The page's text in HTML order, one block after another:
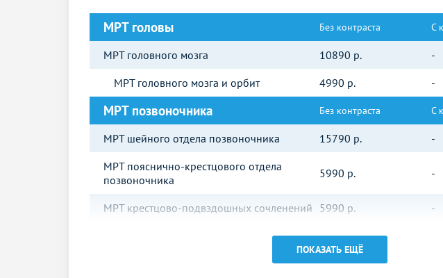
МРТ головы Без контраста С
МРТ головного мозга 10890 р.
-
МРТ головного мозга и орбит
4990 р. -
МРТ позвоночника Без контраста С
МРТ шейного отдела позвоночника 15790 р.
-
МРТ пояснично-крестцового отдела
позвоночника
5990 р. -
МРТ крестцово-подвздошных сочленений 5990 р.
-
5990р.
Без контраста
ПОКАЗАТЬ ЕЩЁ